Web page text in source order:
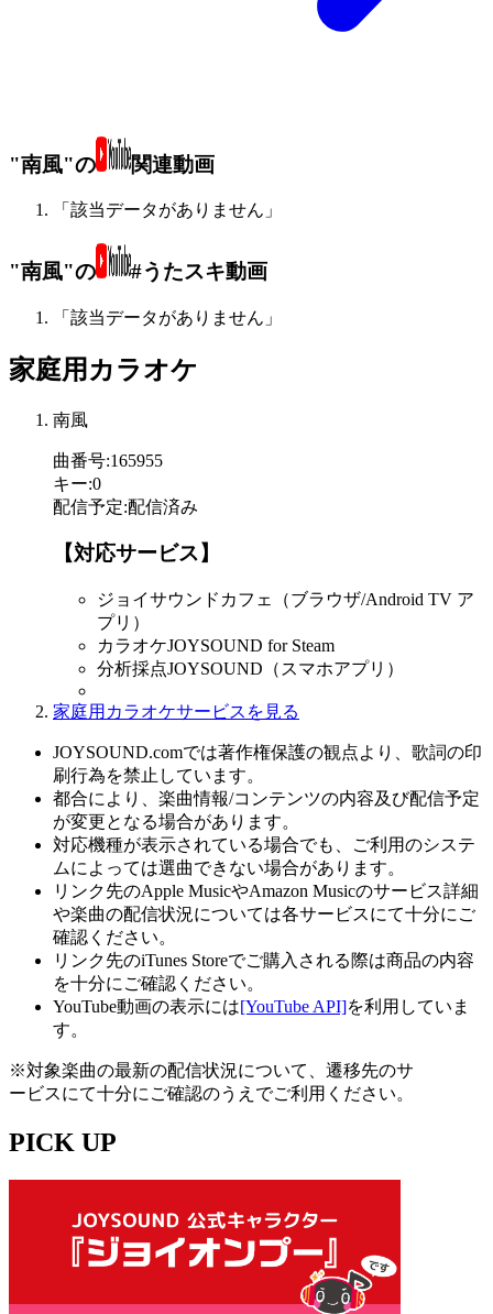
"南風"の 関連動画
「該当データがありません」
"南風"の #うたスキ動画
「該当データがありません」
家庭用カラオケ
南風
曲番号:165955
キー:0
配信予定:配信済み
【対応サービス】
ジョイサウンドカフェ（ブラウザ/Android TV ア
プリ）
カラオケJOYSOUND for Steam
分析採点JOYSOUND（スマホアプリ）
家庭用カラオケサービスを見る
JOYSOUND.comでは著作権保護の観点より、歌詞の印
刷行為を禁止しています。
都合により、楽曲情報/コンテンツの内容及び配信予定
が変更となる場合があります。
対応機種が表示されている場合でも、ご利用のシステ
ムによっては選曲できない場合があります。
リンク先のApple MusicやAmazon Musicのサービス詳細
や楽曲の配信状況については各サービスにて十分にご
確認ください。
リンク先のiTunes Storeでご購入される際は商品の内容
を十分にご確認ください。
YouTube動画の表示には[YouTube API]を利用していま
す。
※対象楽曲の最新の配信状況について、遷移先のサ
ービスにて十分にご確認のうえでご利用ください。
PICK UP